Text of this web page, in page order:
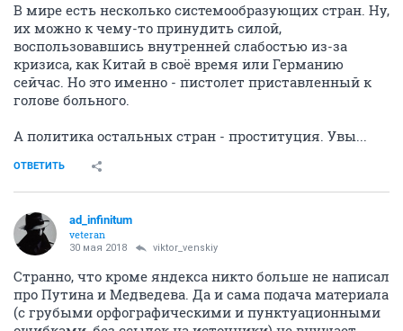
В мире есть несколько системообразующих стран. Ну,
их можно к чему-то принудить силой,
воспользовавшись внутренней слабостью из-за
кризиса, как Китай в своё время или Германию
сейчас. Но это именно - пистолет приставленный к
голове больного.
А политика остальных стран - проституция. Увы...
ОТВЕТИТЬ
ad_infinitum
veteran
30 мая 2018 viktor_venskiy
Странно, что кроме яндекса никто больше не написал
про Путина и Медведева. Да и сама подача материала
(с грубыми орфографическими и пунктуационными